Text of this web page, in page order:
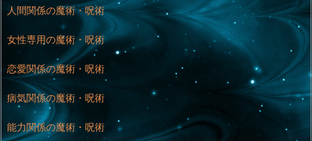
人間関係の魔術・呪術
女性専用の魔術・呪術
恋愛関係の魔術・呪術
病気関係の魔術・呪術
能力関係の魔術・呪術